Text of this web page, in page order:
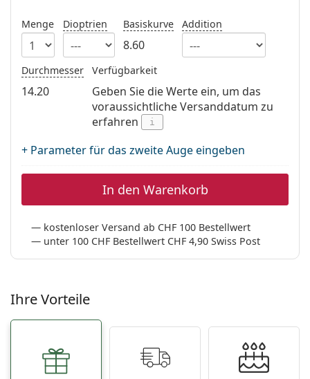
Persol
Prada
Alle Marken
Menge Dioptrien Basiskurve
8.60
Addition
Durchmesser
14.20
Verfügbarkeit
Geben Sie die Werte ein, um das
voraussichtliche Versanddatum zu
erfahren
i
+ Parameter für das zweite Auge eingeben
In den Warenkorb
kostenloser Versand ab CHF 100 Bestellwert
unter 100 CHF Bestellwert CHF 4,90 Swiss Post
Ihre Vorteile